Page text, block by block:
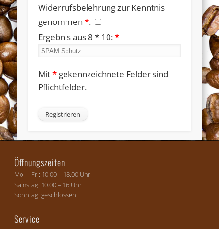
Widerrufsbelehrung zur Kenntnis
genommen*:
Ergebnis aus 8 * 10:*
Mit* gekennzeichnete Felder sind
Pflichtfelder.
Öffnungszeiten
Mo. – Fr.: 10.00 – 18.00 Uhr
Samstag: 10.00 – 16 Uhr
Sonntag: geschlossen
Service